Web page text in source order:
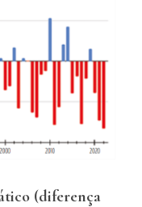
(diferença